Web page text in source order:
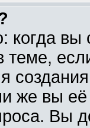
когда
же вы её
Вы